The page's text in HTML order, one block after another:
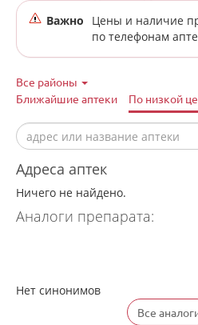
Важно
Цены и наличие
по телефонам
Все районы
Ближайшие аптеки
По низкой
Адреса аптек
Ничего не найдено.
Аналоги препарата:
Нет синонимов
Все